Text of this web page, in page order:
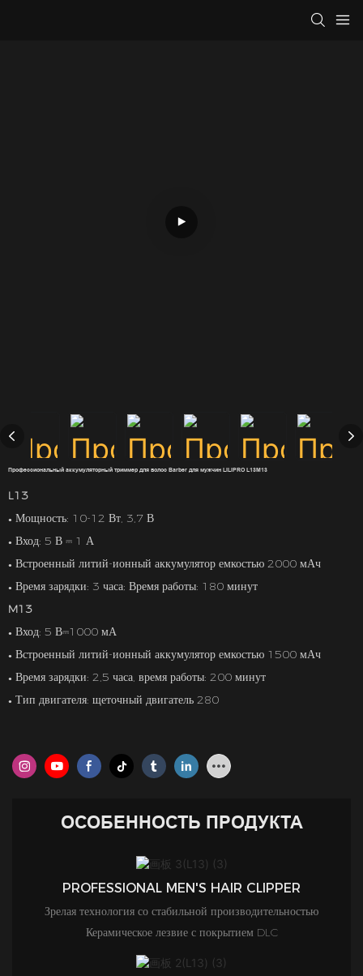
Профессиональный аккумуляторный триммер для волос Barber для мужчин LILIPRO L13M13
L13
● Мощность: 10-12 Вт, 3,7 В
● Вход: 5 В ⎓ 1 А
● Встроенный литий-ионный аккумулятор емкостью 2000 мАч
● Время зарядки: 3 часа; Время работы: 180 минут
M13
● Вход: 5 В⎓1000 мА
● Встроенный литий-ионный аккумулятор емкостью 1500 мАч
● Время зарядки: 2,5 часа, время работы: 200 минут
● Тип двигателя: щеточный двигатель 280
ОСОБЕННОСТЬ ПРОДУКТА
PROFESSIONAL MEN'S HAIR CLIPPER
Зрелая технология со стабильной производительностью
Керамическое лезвие с покрытием DLC